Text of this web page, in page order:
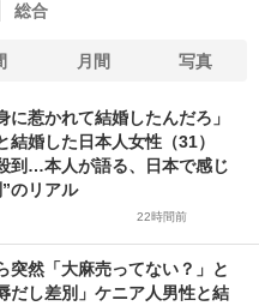
総合
月間 写真
に惹かれて結婚したんだろ」
結婚した日本人女性（31）
到…本人が語る、日本で感じ
のリアル
22時間前
突然「大麻売ってない？」と
だし差別」ケニア人男性と結